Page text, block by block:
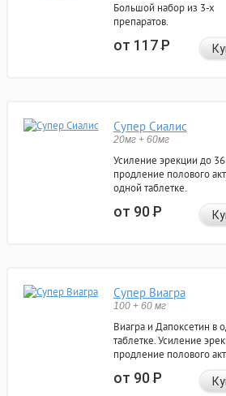
Большой набор из 3-х
препаратов.
от 117Р
Супер Сиалис
20мг + 60мг
Усиление эрекции до 36
продление полового
одной таблетке.
от 90Р
Супер Виагра
100 + 60 мг
Виагра и Дапоксетин в
таблетке. Усиление
продление полового
от 90Р